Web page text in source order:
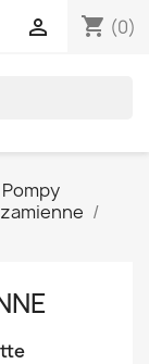
shopping_cart (0)

Pompy